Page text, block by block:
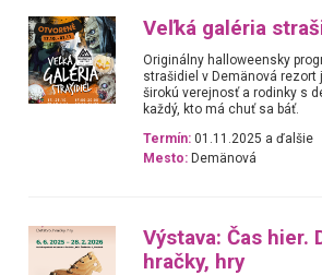
Veľká galéria
Originálny halloweensky
strašidiel v Demänová rezort
širokú verejnosť a rodinky s
každý, kto má chuť sa báť.
Termín: 01.11.2025 a ďalšie
Mesto: Demänová
Výstava: Čas hier.
hračky, hry